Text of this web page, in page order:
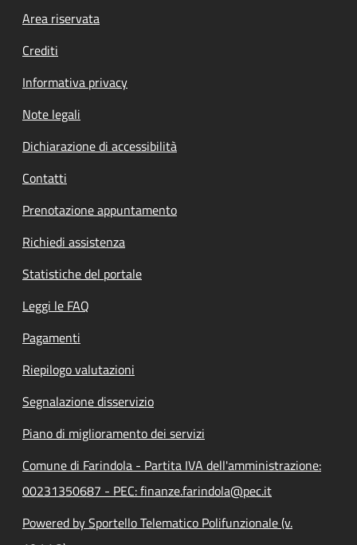
Footer menu
Area riservata
Crediti
Informativa privacy
Note legali
Dichiarazione di accessibilità
Contatti
Prenotazione appuntamento
Richiedi assistenza
Statistiche del portale
Leggi le FAQ
Pagamenti
Riepilogo valutazioni
Segnalazione disservizio
Piano di miglioramento dei servizi
Comune di Farindola - Partita IVA dell'amministrazione:
00231350687 - PEC: finanze.farindola@pec.it
Powered by Sportello Telematico Polifunzionale (v.